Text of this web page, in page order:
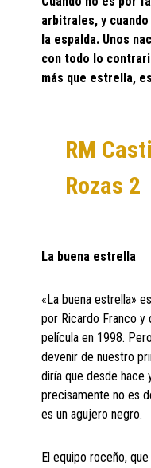
arbitrales, y
la espalda. Unos
con todo lo
más que estrella,
RM
Rozas 2
La buena estrella
«La buena estrella»
por Ricardo Franco y
película en 1998.
devenir de nuestro
diría que desde hace
precisamente no es
es un agujero negro.
El equipo roceño,